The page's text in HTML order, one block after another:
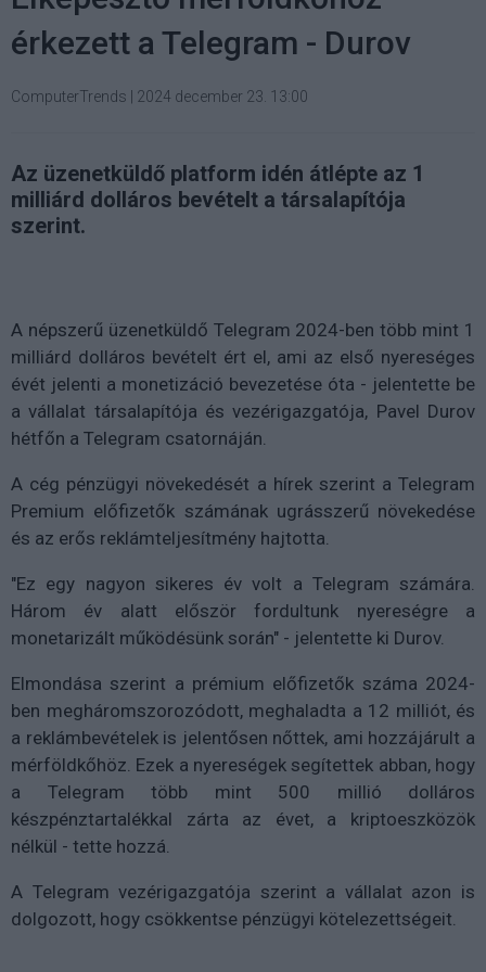
érkezett a Telegram - Durov
ComputerTrends 2024 december 23. 13:00
Az üzenetküldő platform idén átlépte az 1
milliárd dolláros bevételt a társalapítója
szerint.
A népszerű üzenetküldő Telegram 2024-ben több mint 1
milliárd dolláros bevételt ért el, ami az első nyereséges
évét jelenti a monetizáció bevezetése óta - jelentette be
a vállalat társalapítója és vezérigazgatója, Pavel Durov
hétfőn a Telegram csatornáján.
A cég pénzügyi növekedését a hírek szerint a Telegram
Premium előfizetők számának ugrásszerű növekedése
és az erős reklámteljesítmény hajtotta.
"Ez egy nagyon sikeres év volt a Telegram számára.
Három év alatt először fordultunk nyereségre a
monetarizált működésünk során" - jelentette ki Durov.
Elmondása szerint a prémium előfizetők száma 2024-
ben megháromszorozódott, meghaladta a 12 milliót, és
a reklámbevételek is jelentősen nőttek, ami hozzájárult a
mérföldkőhöz. Ezek a nyereségek segítettek abban, hogy
a Telegram több mint 500 millió dolláros
készpénztartalékkal zárta az évet, a kriptoeszközök
nélkül - tette hozzá.
A Telegram vezérigazgatója szerint a vállalat azon is
dolgozott, hogy csökkentse pénzügyi kötelezettségeit.